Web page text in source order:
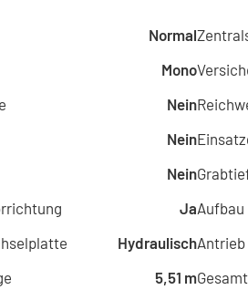
Normal
Mono
Nein
Nein
Nein
Ja
Hydraulisch
5,51 m
Aufbau
Antrieb